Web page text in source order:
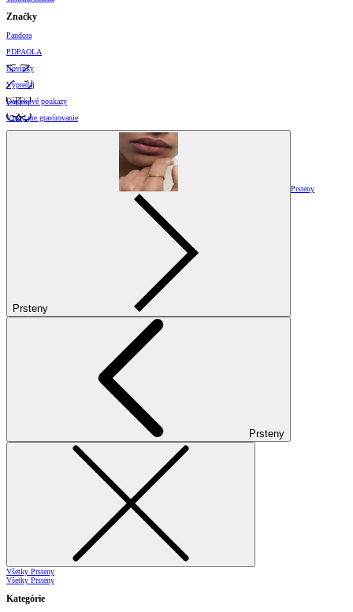
Značky
Pandora
PDPAOLA
Novinky
Výpredaj
Darčekové poukazy
Vzory pre gravírovanie
Prsteny
Prsteny
Prsteny
Všetky Prsteny
Všetky Prsteny
Kategórie